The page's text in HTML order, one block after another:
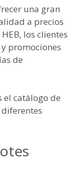
una gran
a precios
los clientes
promociones
de
el catálogo de